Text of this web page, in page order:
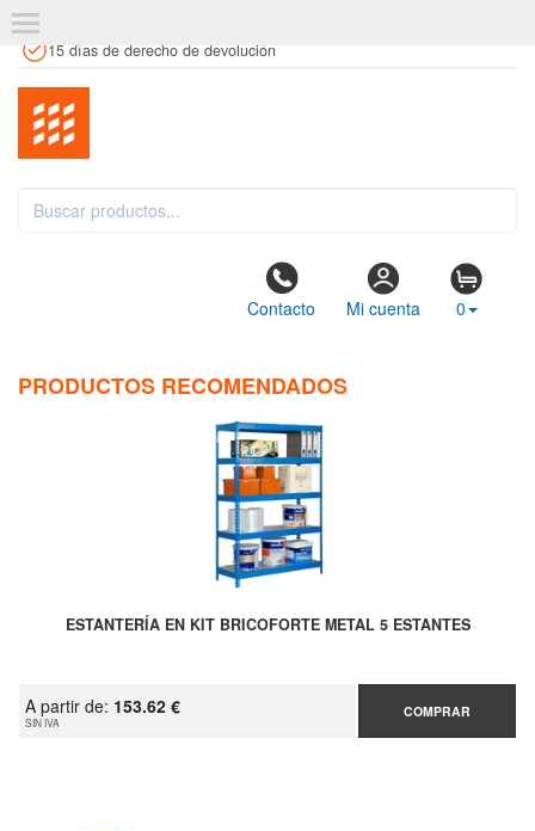
15 días de derecho de devolución
Contacto Mi cuenta 0
PRODUCTOS RECOMENDADOS
ESTANTERÍA EN KIT BRICOFORTE METAL 5 ESTANTES
A partir de: 153.62 €
SIN IVA
COMPRAR